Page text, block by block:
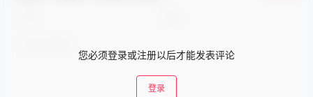
您必须登录或注册以后才能发表评论
登录